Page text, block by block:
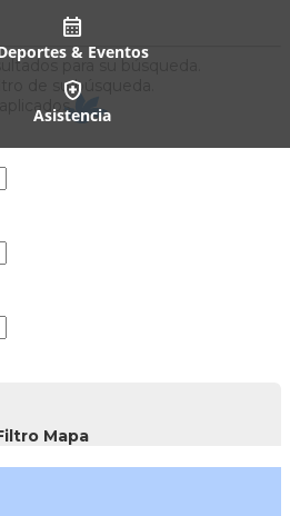
& Eventos
Asistencia
para su búsqueda.
de su búsqueda
Texto
Mapa